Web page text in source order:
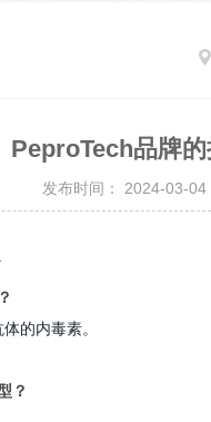
PeproTech品牌
发布时间： 2024-03-
的内毒素。
？